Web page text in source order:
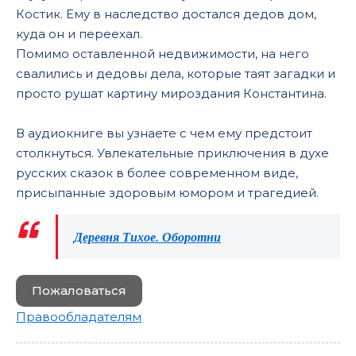
Костик. Ему в наследство достался дедов дом,
куда он и переехал.
Помимо оставленной недвижимости, на него
свалились и дедовы дела, которые таят загадки и
просто рушат картину мироздания Константина.
В аудиокниге вы узнаете с чем ему предстоит
столкнуться. Увлекательные приключения в духе
русских сказок в более современном виде,
присыпанные здоровым юмором и трагедией.
Деревня Тихое. Оборотни
Пожаловаться
Правообладателям